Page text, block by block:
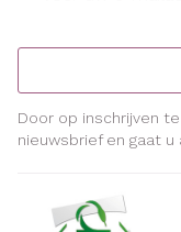
Door op inschrijven
nieuwsbrief en gaat